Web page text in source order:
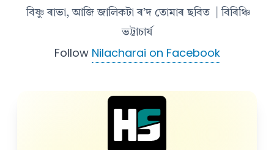
বিষ্ণু ৰাভা, আজি জালিকটা ৰ’দ তোমাৰ ছবিত
| বিৰিঞ্চি
ভট্টাচাৰ্য
Follow Nilacharai on Facebook